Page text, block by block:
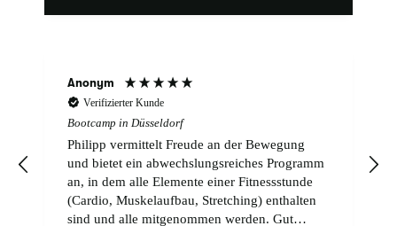
Anonym
Verifizierter Kunde
Bootcamp in Düsseldorf
Philipp vermittelt Freude an der Bewegung
und bietet ein abwechslungsreiches Programm
an, in dem alle Elemente einer Fitnessstunde
(Cardio, Muskelaufbau, Stretching) enthalten
sind und alle mitgenommen werden. Gut